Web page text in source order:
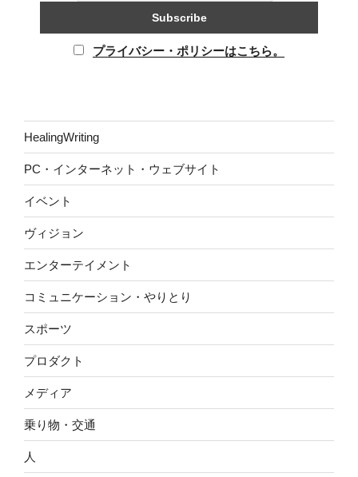
プライバシー・ポリシーはこちら。
HealingWriting
PC・インターネット・ウェブサイト
イベント
ヴィジョン
エンターテイメント
コミュニケーション・やりとり
スポーツ
プロダクト
メディア
乗り物・交通
人